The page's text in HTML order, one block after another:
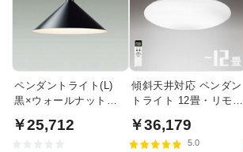
ペンダントライト(L)
黒×ウォールナット色
￥25,712
傾斜天井対応 ペンダン
トライト 12畳・リモコ
￥36,179
5.0